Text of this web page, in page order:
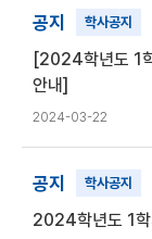
공지 학사공지
[2024학년도 1
안내]
2024-03-22
공지 학사공지
2024학년도 1학